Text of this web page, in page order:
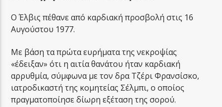
Ο Έλβις πέθανε από καρδιακή προσβολή στις 16
Αυγούστου 1977.
Με βάση τα πρώτα ευρήματα της νεκροψίας
«έδειξαν» ότι η αιτία θανάτου ήταν καρδιακή
αρρυθμία, σύμφωνα με τον δρα Τζέρι Φρανσίσκο,
ιατροδικαστή της κομητείας Σέλμπι, ο οποίος
πραγματοποίησε δίωρη εξέταση της σορού.